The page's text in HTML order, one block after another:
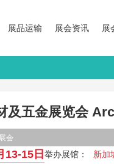
展品运输 展会资讯 展
及五金展览会
会
13-15日举办展馆： 新加